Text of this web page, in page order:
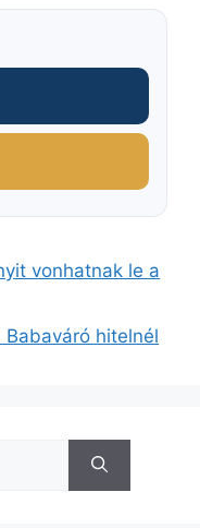
vonhatnak le a
hitelnél